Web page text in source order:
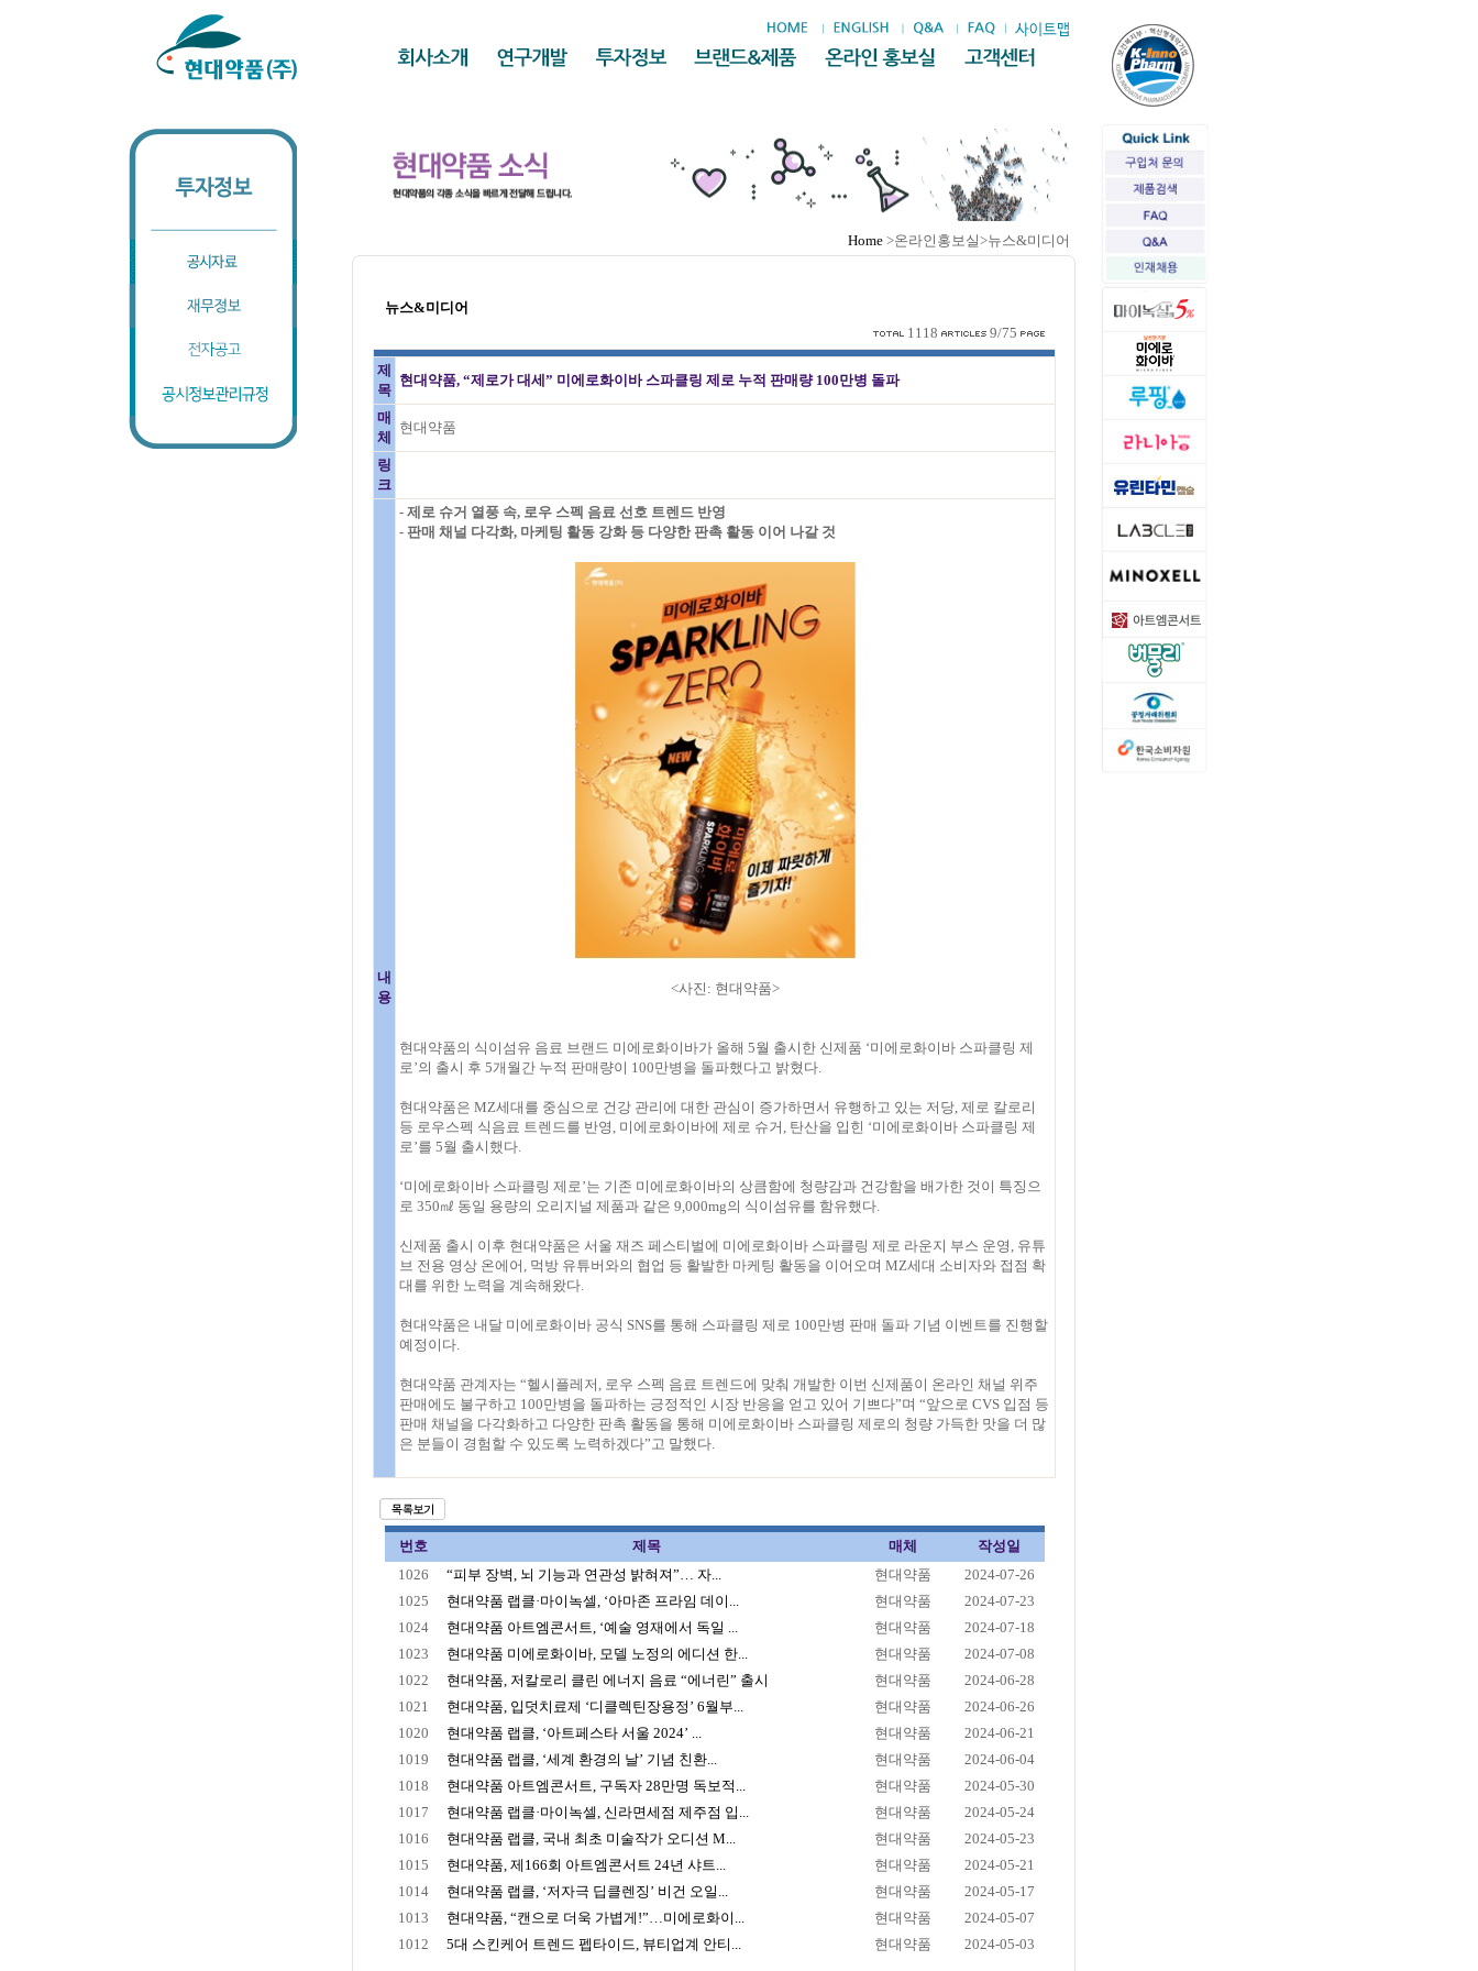
Home >온라인홍보실>뉴스&미디어
뉴스&미디어
1118
9/75
제
목
현대약품, “제로가 대세” 미에로화이바 스파클링 제로 누적 판매량 100만병 돌파
매
체
현대약품
링
크
내
용
- 제로 슈거 열풍 속, 로우 스펙 음료 선호 트렌드 반영
- 판매 채널 다각화, 마케팅 활동 강화 등 다양한 판촉 활동 이어 나갈 것
<사진: 현대약품>
현대약품의 식이섬유 음료 브랜드 미에로화이바가 올해 5월 출시한 신제품 ‘미에로화이바 스파클링 제
로’의 출시 후 5개월간 누적 판매량이 100만병을 돌파했다고 밝혔다.
현대약품은 MZ세대를 중심으로 건강 관리에 대한 관심이 증가하면서 유행하고 있는 저당, 제로 칼로리
등 로우스펙 식음료 트렌드를 반영, 미에로화이바에 제로 슈거, 탄산을 입힌 ‘미에로화이바 스파클링 제
로’를 5월 출시했다.
‘미에로화이바 스파클링 제로’는 기존 미에로화이바의 상큼함에 청량감과 건강함을 배가한 것이 특징으
로 350㎖ 동일 용량의 오리지널 제품과 같은 9,000mg의 식이섬유를 함유했다.
신제품 출시 이후 현대약품은 서울 재즈 페스티벌에 미에로화이바 스파클링 제로 라운지 부스 운영, 유튜
브 전용 영상 온에어, 먹방 유튜버와의 협업 등 활발한 마케팅 활동을 이어오며 MZ세대 소비자와 접점 확
대를 위한 노력을 계속해왔다.
현대약품은 내달 미에로화이바 공식 SNS를 통해 스파클링 제로 100만병 판매 돌파 기념 이벤트를 진행할
예정이다.
현대약품 관계자는 “헬시플레저, 로우 스펙 음료 트렌드에 맞춰 개발한 이번 신제품이 온라인 채널 위주
판매에도 불구하고 100만병을 돌파하는 긍정적인 시장 반응을 얻고 있어 기쁘다”며 “앞으로 CVS 입점 등
판매 채널을 다각화하고 다양한 판촉 활동을 통해 미에로화이바 스파클링 제로의 청량 가득한 맛을 더 많
은 분들이 경험할 수 있도록 노력하겠다”고 말했다.
번호 제목 매체
작성일
1026
“피부 장벽, 뇌 기능과 연관성 밝혀져”… 자... 현대약품
2024-07-26
1025
현대약품 랩클·마이녹셀, ‘아마존 프라임 데이... 현대약품
2024-07-23
1024
현대약품 아트엠콘서트, ‘예술 영재에서 독일 ... 현대약품
2024-07-18
1023
현대약품 미에로화이바, 모델 노정의 에디션 한... 현대약품
2024-07-08
1022
현대약품, 저칼로리 클린 에너지 음료 “에너린” 출시 현대약품
2024-06-28
1021
현대약품, 입덧치료제 ‘디클렉틴장용정’ 6월부... 현대약품
2024-06-26
1020
현대약품 랩클, ‘아트페스타 서울 2024’ ... 현대약품
2024-06-21
1019
현대약품 랩클, ‘세계 환경의 날’ 기념 친환... 현대약품
2024-06-04
1018
현대약품 아트엠콘서트, 구독자 28만명 독보적... 현대약품
2024-05-30
1017
현대약품 랩클·마이녹셀, 신라면세점 제주점 입... 현대약품
2024-05-24
1016
현대약품 랩클, 국내 최초 미술작가 오디션 M... 현대약품
2024-05-23
1015
현대약품, 제166회 아트엠콘서트 24년 샤트... 현대약품
2024-05-21
1014
현대약품 랩클, ‘저자극 딥클렌징’ 비건 오일... 현대약품
2024-05-17
1013
현대약품, “캔으로 더욱 가볍게!”…미에로화이... 현대약품
2024-05-07
1012
5대 스킨케어 트렌드 펩타이드, 뷰티업계 안티... 현대약품 2024-05-03